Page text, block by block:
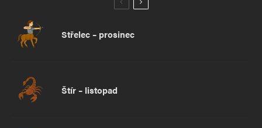
Střelec – prosinec
Štír – listopad